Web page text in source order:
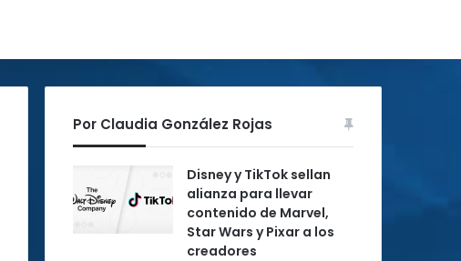
Por Claudia González Rojas
Disney y TikTok sellan
alianza para llevar
contenido de Marvel,
Star Wars y Pixar a los
creadores